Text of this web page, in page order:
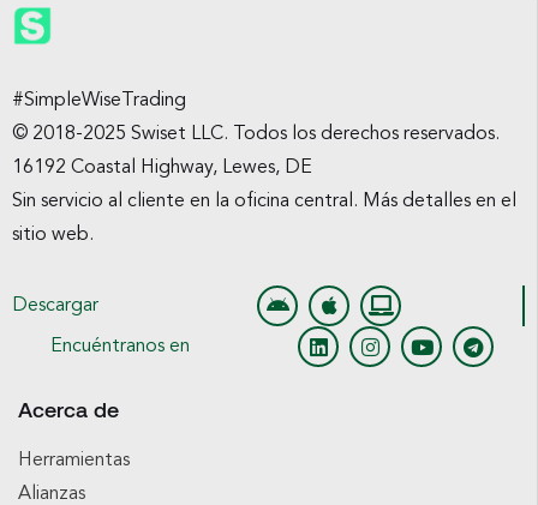
#SimpleWiseTrading
© 2018-2025 Swiset LLC. Todos los derechos reservados.
16192 Coastal Highway, Lewes, DE
Sin servicio al cliente en la oficina central. Más detalles en el
sitio web.
Descargar
Encuéntranos en
Acerca de
Herramientas
Alianzas